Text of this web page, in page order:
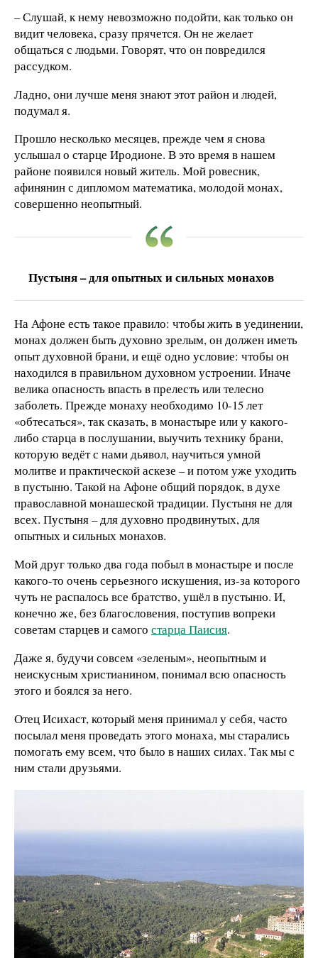
– Слушай, к нему невозможно подойти, как только он
видит человека, сразу прячется. Он не желает
общаться с людьми. Говорят, что он повредился
рассудком.
Ладно, они лучше меня знают этот район и людей,
подумал я.
Прошло несколько месяцев, прежде чем я снова
услышал о старце Иродионе. В это время в нашем
районе появился новый житель. Мой ровесник,
афинянин с дипломом математика, молодой монах,
совершенно неопытный.
Пустыня – для опытных и сильных монахов
На Афоне есть такое правило: чтобы жить в уединении,
монах должен быть духовно зрелым, он должен иметь
опыт духовной брани, и ещё одно условие: чтобы он
находился в правильном духовном устроении. Иначе
велика опасность впасть в прелесть или телесно
заболеть. Прежде монаху необходимо 10-15 лет
«обтесаться», так сказать, в монастыре или у какого-
либо старца в послушании, выучить технику брани,
которую ведёт с нами дьявол, научиться умной
молитве и практической аскезе – и потом уже уходить
в пустыню. Такой на Афоне общий порядок, в духе
православной монашеской традиции. Пустыня не для
всех. Пустыня – для духовно продвинутых, для
опытных и сильных монахов.
Мой друг только два года побыл в монастыре и после
какого-то очень серьезного искушения, из-за которого
чуть не распалось все братство, ушёл в пустыню. И,
конечно же, без благословения, поступив вопреки
советам старцев и самого старца Паисия.
Даже я, будучи совсем «зеленым», неопытным и
неискусным христианином, понимал всю опасность
этого и боялся за него.
Отец Исихаст, который меня принимал у себя, часто
посылал меня проведать этого монаха, мы старались
помогать ему всем, что было в наших силах. Так мы с
ним стали друзьями.